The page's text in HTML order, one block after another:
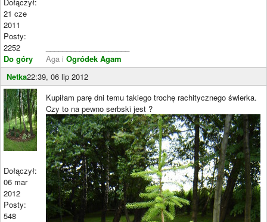
21 cze
2011
Posty:
2252
Do góry
Aga i Ogródek Agam
Netka22:39, 06 lip 2012
Dołączył:
06 mar
2012
Posty:
548
Kupiłam parę dni temu takiego trochę rachitycznego świerka.
Czy to na pewno serbski jest ?